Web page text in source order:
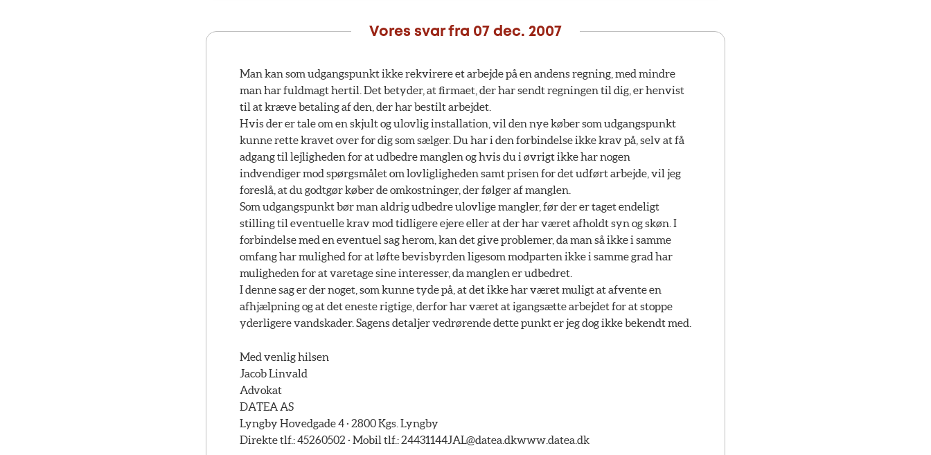
Vores svar fra 07 dec. 2007
Man kan som udgangspunkt ikke rekvirere et arbejde på en andens regning, med mindre
man har fuldmagt hertil. Det betyder, at firmaet, der har sendt regningen til dig, er henvist
til at kræve betaling af den, der har bestilt arbejdet.
Hvis der er tale om en skjult og ulovlig installation, vil den nye køber som udgangspunkt
kunne rette kravet over for dig som sælger. Du har i den forbindelse ikke krav på, selv at få
adgang til lejligheden for at udbedre manglen og hvis du i øvrigt ikke har nogen
indvendiger mod spørgsmålet om lovligligheden samt prisen for det udført arbejde, vil jeg
foreslå, at du godtgør køber de omkostninger, der følger af manglen.
Som udgangspunkt bør man aldrig udbedre ulovlige mangler, før der er taget endeligt
stilling til eventuelle krav mod tidligere ejere eller at der har været afholdt syn og skøn. I
forbindelse med en eventuel sag herom, kan det give problemer, da man så ikke i samme
omfang har mulighed for at løfte bevisbyrden ligesom modparten ikke i samme grad har
muligheden for at varetage sine interesser, da manglen er udbedret.
I denne sag er der noget, som kunne tyde på, at det ikke har været muligt at afvente en
afhjælpning og at det eneste rigtige, derfor har været at igangsætte arbejdet for at stoppe
yderligere vandskader. Sagens detaljer vedrørende dette punkt er jeg dog ikke bekendt med.
Med venlig hilsen
Jacob Linvald
Advokat
DATEA AS
Lyngby Hovedgade 4 · 2800 Kgs. Lyngby
Direkte tlf.: 45260502 · Mobil tlf.: 24431144JAL@datea.dkwww.datea.dk